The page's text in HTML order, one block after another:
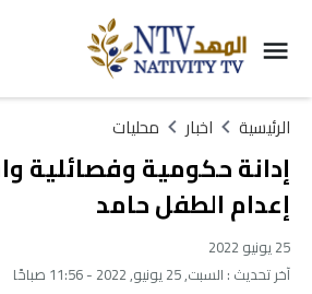
الرئيسية اخبار محليات
إدانة حكومية وفصائلية
إعدام الطفل حامد
25 يونيو 2022
آخر تحديث : السبت, 25 يونيو, 2022 - 11:56 صباحًا